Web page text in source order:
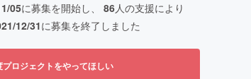
05に募集を開始し、 86人の支援により
12/31に募集を終了しました
プロジェクトをやってほしい